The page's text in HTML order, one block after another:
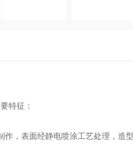
特征：
作，表面经静电喷涂工艺处理，造